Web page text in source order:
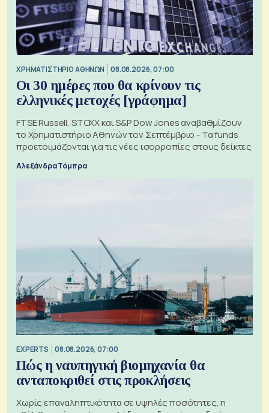
XΡΗΜΑΤΙΣΤΗΡΙΟ ΑΘΗΝΩΝ 08.08.2026, 07:00
Οι 30 ημέρες που θα κρίνουν τις
ελληνικές μετοχές [γράφημα]
FTSE Russell, STOXX και S&P Dow Jones αναβαθμίζουν
το Χρηματιστήριο Αθηνών τον Σεπτέμβριο - Τα funds
προετοιμάζονται για τις νέες ισορροπίες στους δείκτες
Αλεξάνδρα Τόμπρα
EXPERTS 08.08.2026, 07:00
Πώς η ναυπηγική βιομηχανία θα
ανταποκριθεί στις προκλήσεις
Χωρίς επαναληπτικότητα σε υψηλές ποσότητες, η